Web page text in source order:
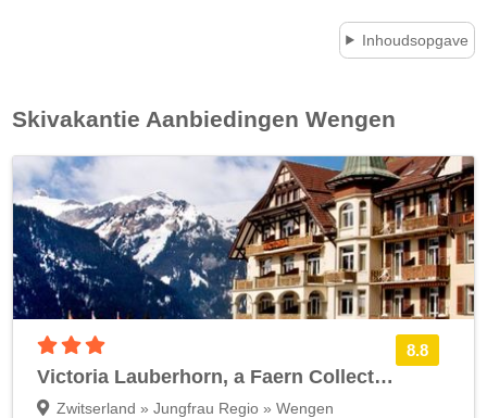
Inhoudsopgave
Skivakantie Aanbiedingen Wengen
8.8
Victoria Lauberhorn, a Faern Collection Hotel
Zwitserland » Jungfrau Regio » Wengen